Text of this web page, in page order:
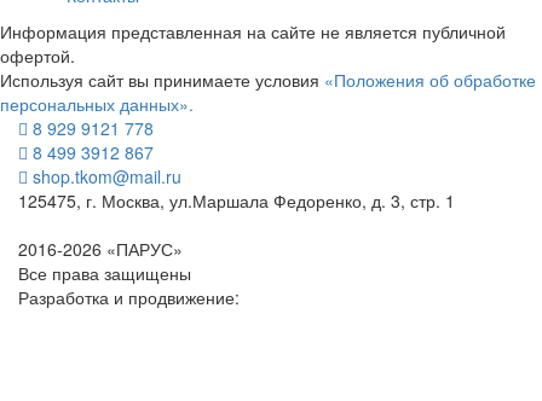
Информация представленная на сайте не является публичной
офертой.
Используя сайт вы принимаете условия «Положения об обработке
персональных данных».
8 929 9121 778
8 499 3912 867
shop.tkom@mail.ru
125475, г. Москва, ул.Маршала Федоренко, д. 3, стр. 1
2016-2026 «ПАРУС»
Все права защищены
Разработка и продвижение: